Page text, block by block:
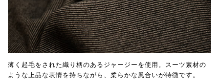
薄く起毛をされた織り柄のあるジャージーを使用。スーツ素材の
ような上品な表情を持ちながら、柔らかな風合いが特徴です。